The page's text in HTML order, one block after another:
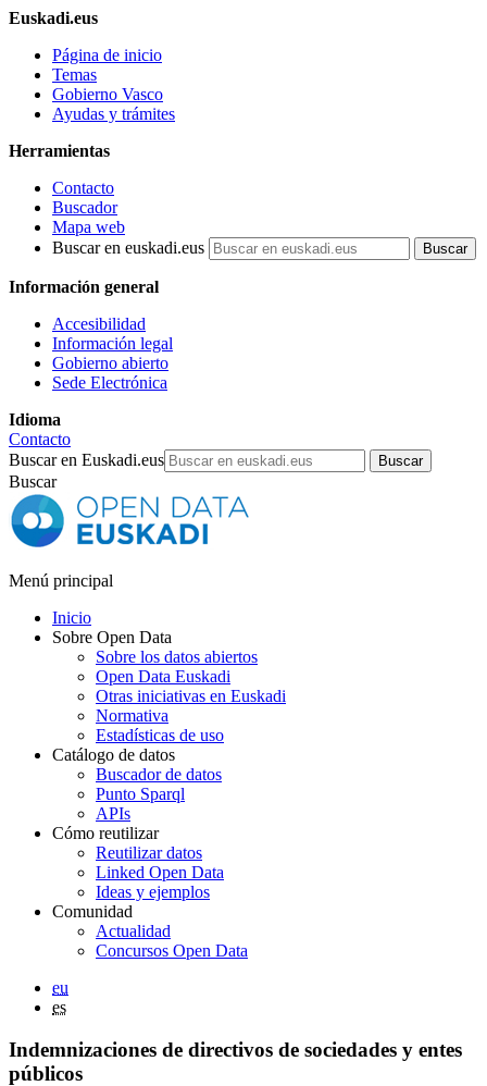
Euskadi.eus
Página de inicio
Temas
Gobierno Vasco
Ayudas y trámites
Herramientas
Contacto
Buscador
Mapa web
Buscar en euskadi.eus
Información general
Accesibilidad
Información legal
Gobierno abierto
Sede Electrónica
Idioma
Contacto
Buscar en Euskadi.eus
Buscar
Menú principal
Inicio
Sobre Open Data
Sobre los datos abiertos
Open Data Euskadi
Otras iniciativas en Euskadi
Normativa
Estadísticas de uso
Catálogo de datos
Buscador de datos
Punto Sparql
APIs
Cómo reutilizar
Reutilizar datos
Linked Open Data
Ideas y ejemplos
Comunidad
Actualidad
Concursos Open Data
eu
es
Indemnizaciones de directivos de sociedades y entes
públicos